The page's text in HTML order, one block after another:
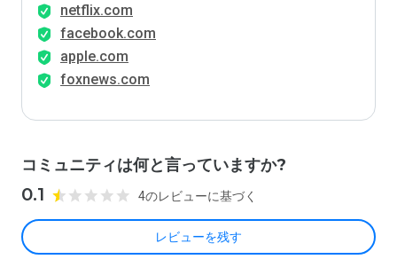
netflix.com
facebook.com
apple.com
foxnews.com
コミュニティは何と言っていますか?
0.1 4のレビューに基づく
レビューを残す